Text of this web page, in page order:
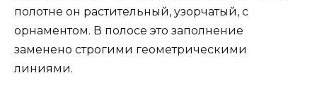
полотне он растительный, узорчатый, с
орнаментом. В полосе это заполнение
заменено строгими геометрическими
линиями.